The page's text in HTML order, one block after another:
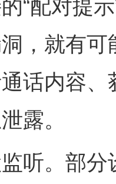
配对提示
，就有
话内容
露。
部分设